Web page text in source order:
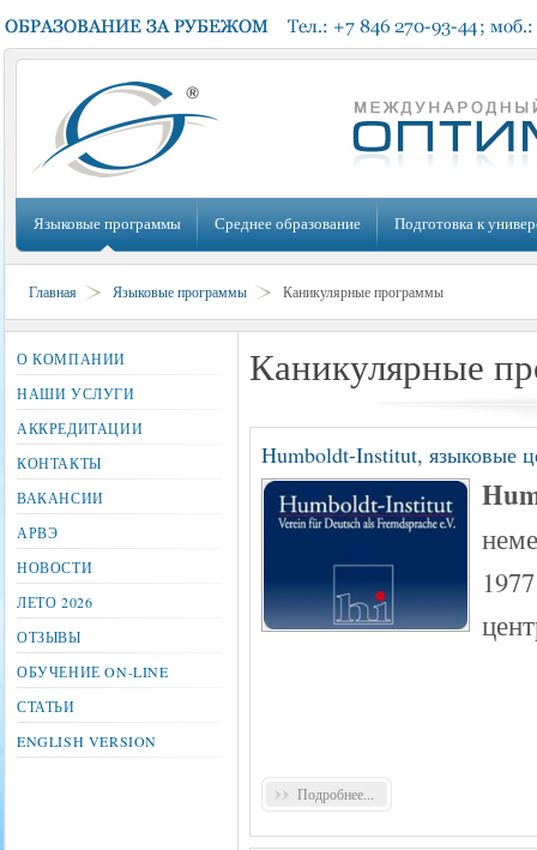
Языковые программы Среднее образование Подготовка к
Главная Языковые программы Каникулярные программы
Каникулярные
Humboldt-Institut, языковые
Подробнее...
О КОМПАНИИ
НАШИ УСЛУГИ
АККРЕДИТАЦИИ
КОНТАКТЫ
ВАКАНСИИ
АРВЭ
НОВОСТИ
ЛЕТО 2026
ОТЗЫВЫ
ОБУЧЕНИЕ ON-LINE
СТАТЬИ
ENGLISH VERSION